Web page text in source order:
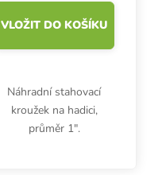
VLOŽIT DO KOŠÍKU
Náhradní stahovací
kroužek na hadici,
průměr 1″.